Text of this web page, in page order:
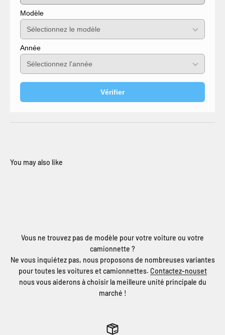
Modèle
Année
Vérifier
Vous ne trouvez pas de modèle pour votre voiture ou votre
camionnette ?
Ne vous inquiétez pas, nous proposons de nombreuses variantes
pour toutes les voitures et camionnettes. Contactez-nouset
nous vous aiderons à choisir la meilleure unité principale du
marché !